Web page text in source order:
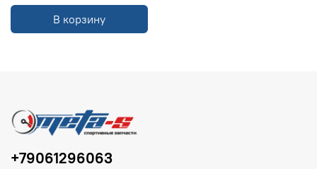
В корзину
+79061296063